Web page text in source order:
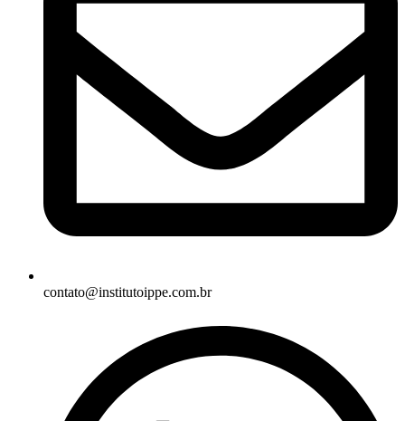
contato@institutoippe.com.br